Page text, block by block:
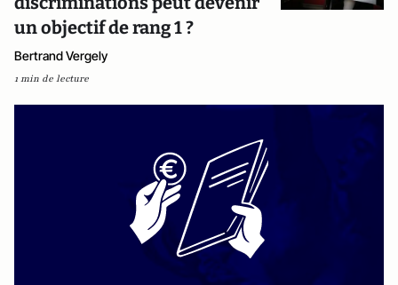
un objectif de rang 1 ?
Bertrand Vergely
1 min de lecture